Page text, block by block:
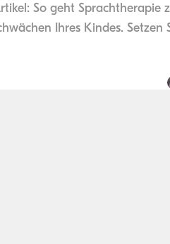
So geht
Ihres Kindes.